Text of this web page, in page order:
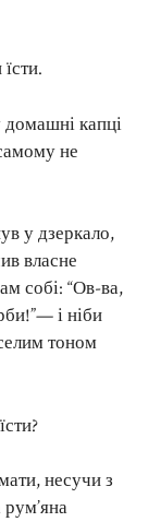
капці
не
у дзеркало,
власне
собі: “Ов-ва,
і ніби
тоном
несучи з
рум’яна